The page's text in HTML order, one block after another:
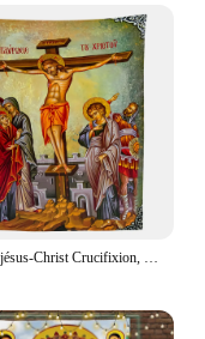
Icône de jésus-Christ Crucifixion, adoration de la magie, hégiographie, tapisserie gothique orthopédique, par Ho Me Lili, pour la décoration de la maison du salon